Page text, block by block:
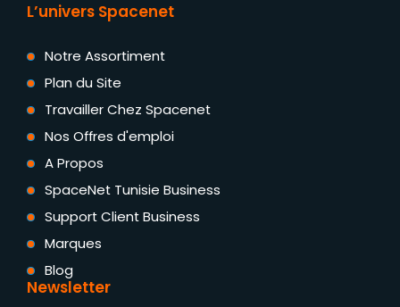
L’univers Spacenet
Notre Assortiment
Plan du Site
Travailler Chez Spacenet
Nos Offres d'emploi
A Propos
SpaceNet Tunisie Business
Support Client Business
Marques
Blog
Newsletter